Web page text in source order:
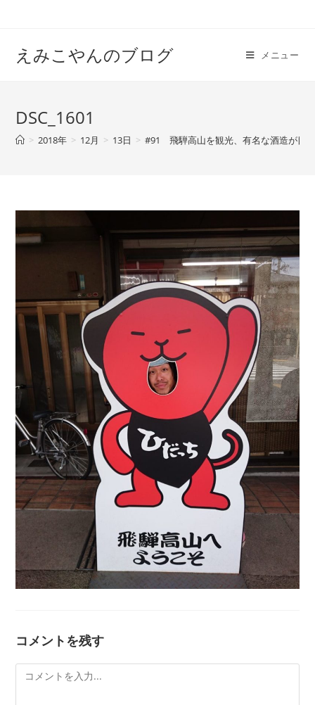
えみこやんのブログ メニュー
DSC_1601
> 2018年 > 12月 > 13日 > #91 飛騨高山を観光、有名な酒造が目
コメントを残す